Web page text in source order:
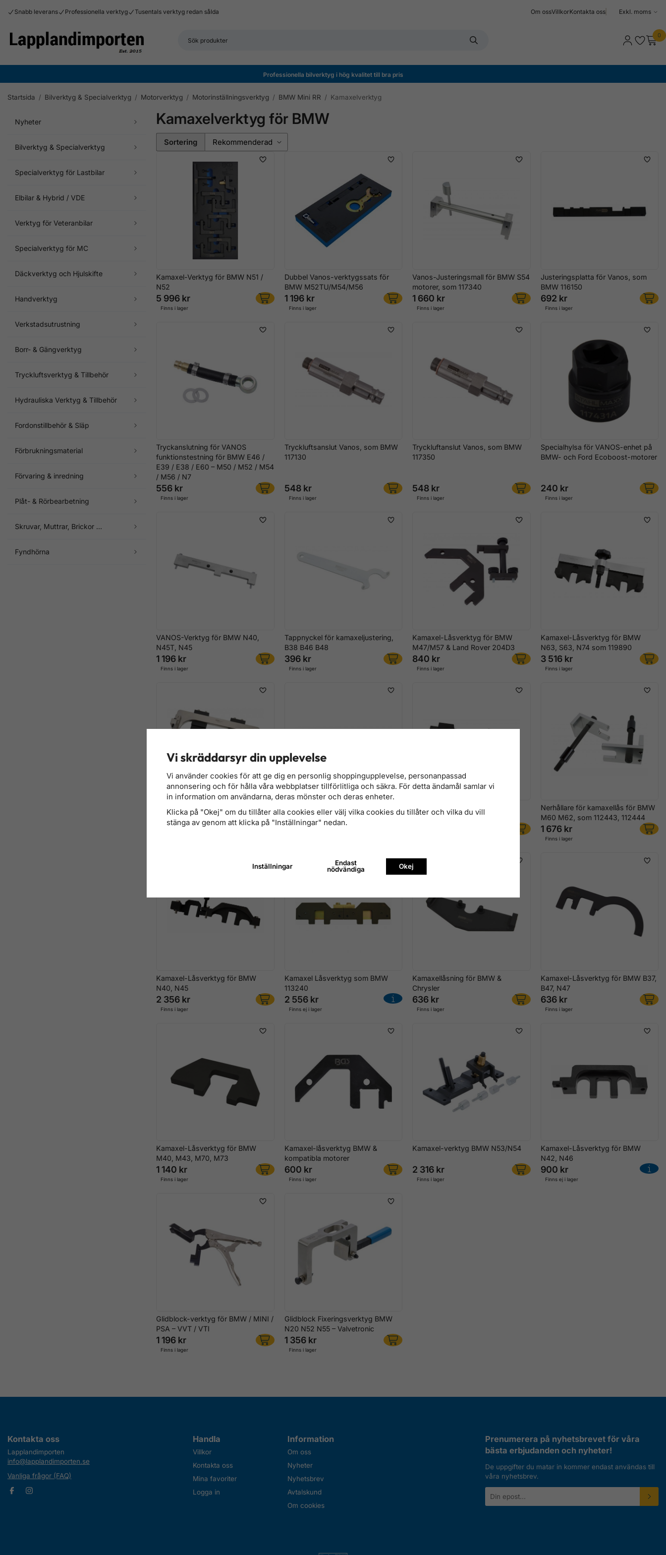
Snabb leverans Professionella verktyg Tusentals verktyg redan sålda Om ossVillkorKontakta oss
Välj
0
Professionella bilverktyg i hög kvalitet till bra pris
Startsida / Bilverktyg & Specialverktyg / Motorverktyg / Motorinställningsverktyg / BMW Mini RR / Kamaxelverktyg
Nyheter
Bilverktyg & Specialverktyg
Specialverktyg för Lastbilar
Elbilar & Hybrid / VDE
Verktyg för Veteranbilar
Specialverktyg för MC
Däckverktyg och Hjulskifte
Handverktyg
Verkstadsutrustning
Borr- & Gängverktyg
Tryckluftsverktyg & Tillbehör
Hydrauliska Verktyg & Tillbehör
Fordonstillbehör & Släp
Förbrukningsmaterial
Förvaring & inredning
Plåt- & Rörbearbetning
Skruvar, Muttrar, Brickor ...
Fyndhörna
Kamaxelverktyg för BMW
Sortering
Kamaxel-Verktyg för BMW N51 /
N52
5 996 kr
Finns i lager
Dubbel Vanos-verktygssats för
BMW M52TU/M54/M56
1 196 kr
Finns i lager
Vanos-Justeringsmall för BMW S54
motorer, som 117340
1 660 kr
Finns i lager
Justeringsplatta för Vanos, som
BMW 116150
692 kr
Finns i lager
Tryckanslutning för VANOS
funktionstestning för BMW E46 /
E39 / E38 / E60 – M50 / M52 / M54
/ M56 / N7
556 kr
Finns i lager
Tryckluftsanslut Vanos, som BMW
117130
548 kr
Finns i lager
Tryckluftanslut Vanos, som BMW
117350
548 kr
Finns i lager
Specialhylsa för VANOS-enhet på
BMW- och Ford Ecoboost-motorer
240 kr
Finns i lager
VANOS-Verktyg för BMW N40,
N45T, N45
1 196 kr
Finns i lager
Tappnyckel för kamaxeljustering,
B38 B46 B48
396 kr
Finns i lager
Kamaxel-Låsverktyg för BMW
M47/M57 & Land Rover 204D3
840 kr
Finns i lager
Kamaxel-Låsverktyg för BMW
N63, S63, N74 som 119890
3 516 kr
Finns i lager
Kamaxelverktyg för BMW B36,
B38, B46, B48, B58
8 316 kr
Kamaxel-Låsverktyg för BMW
N43, som 118710
2 236 kr
Kamaxel-Låsverktyg för BMW
N43, som 118690
Nerhållare för kamaxellås för BMW
M60 M62, som 112443, 112444
1 676 kr
Finns i lager
Kamaxel-Låsverktyg för BMW
N40, N45
2 356 kr
Finns i lager
Kamaxel Låsverktyg som BMW
113240
2 556 kr
Finns ej i lager
Kamaxellåsning för BMW &
Chrysler
636 kr
Finns i lager
Kamaxel-Låsverktyg för BMW B37,
B47, N47
636 kr
Finns i lager
Kamaxel-Låsverktyg för BMW
M40, M43, M70, M73
1 140 kr
Finns i lager
Kamaxel-låsverktyg BMW &
kompatibla motorer
600 kr
Finns i lager
Kamaxel-verktyg BMW N53/N54
2 316 kr
Finns i lager
Kamaxel-Låsverktyg för BMW
N42, N46
900 kr
Finns ej i lager
Glidblock-verktyg för BMW / MINI /
PSA – VVT / VTI
1 196 kr
Finns i lager
Glidblock Fixeringsverktyg BMW
N20 N52 N55 – Valvetronic
1 356 kr
Finns i lager
Kontakta oss
Lapplandimporten
info@lapplandimporten.se
Vanliga frågor (FAQ)
Handla
Villkor
Kontakta oss
Mina favoriter
Logga in
Information
Om oss
Nyheter
Nyhetsbrev
Avtalskund
Om cookies
Prenumerera på nyhetsbrevet för våra
bästa erbjudanden och nyheter!
De uppgifter du matar in kommer endast användas till
våra nyhetsbrev.
postadress
Vi skräddarsyr din upplevelse
Vi använder cookies för att ge dig en personlig shoppingupplevelse, personanpassad
annonsering och för hålla våra webbplatser tillförlitliga och säkra. För detta ändamål samlar vi
in information om användarna, deras mönster och deras enheter.
Klicka på "Okej" om du tillåter alla cookies eller välj vilka cookies du tillåter och vilka du vill
stänga av genom att klicka på "Inställningar" nedan.
Inställningar
Endast
nödvändiga
Okej